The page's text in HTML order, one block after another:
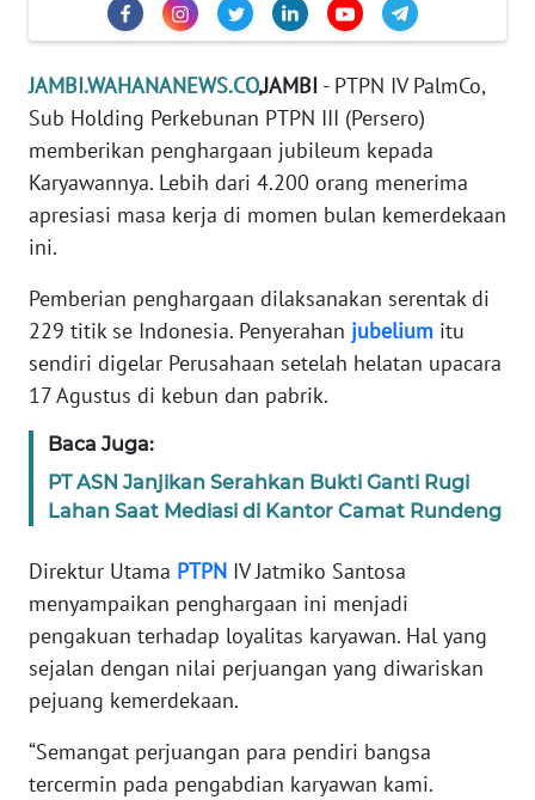
JAMBI.WAHANANEWS.CO,JAMBI - PTPN IV PalmCo,
Sub Holding Perkebunan PTPN III (Persero)
memberikan penghargaan jubileum kepada
Karyawannya. Lebih dari 4.200 orang menerima
apresiasi masa kerja di momen bulan kemerdekaan
ini.
Pemberian penghargaan dilaksanakan serentak di
229 titik se Indonesia. Penyerahan jubelium itu
sendiri digelar Perusahaan setelah helatan upacara
17 Agustus di kebun dan pabrik.
Baca Juga:
PT ASN Janjikan Serahkan Bukti Ganti Rugi
Lahan Saat Mediasi di Kantor Camat Rundeng
Direktur Utama PTPN IV Jatmiko Santosa
menyampaikan penghargaan ini menjadi
pengakuan terhadap loyalitas karyawan. Hal yang
sejalan dengan nilai perjuangan yang diwariskan
pejuang kemerdekaan.
“Semangat perjuangan para pendiri bangsa
tercermin pada pengabdian karyawan kami.
TENTANG
PEDOMAN
MEDIA
SIBER
REDAKSI
KARIR
DISCLAIMER
Wahana
Regional
SUMUT
WN
JAKARTA